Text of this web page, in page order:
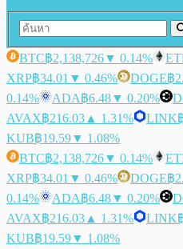
BTC฿2,138,726▼ 0.14%
XRP฿34.01 ▼ 0.46% DOGE฿
0.14%
ADA฿6.48▼ 0.20%
AVAX฿216.03 ▲ 1.31% LINK
KUB฿19.59▼ 1.08%
BTC฿2,138,726▼ 0.14%
XRP฿34.01 ▼ 0.46% DOGE฿
0.14%
ADA฿6.48▼ 0.20%
AVAX฿216.03 ▲ 1.31% LINK
KUB฿19.59▼ 1.08%